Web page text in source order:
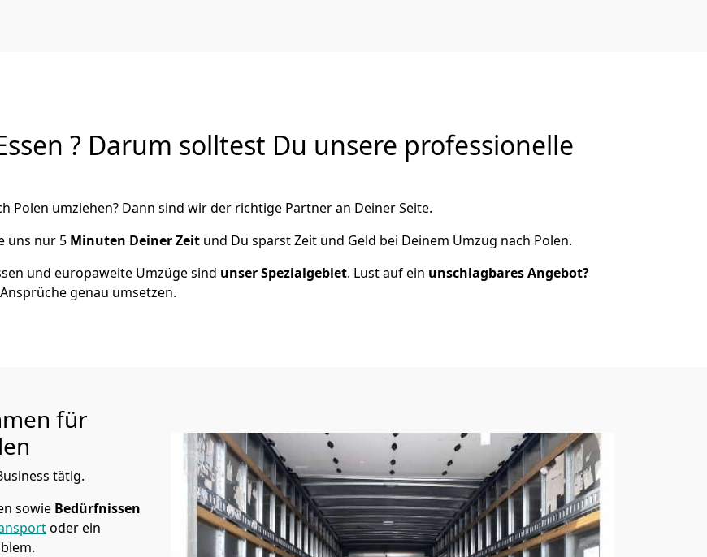
? Darum solltest Du unsere professionelle
Polen umziehen? Dann sind wir der richtige Partner an Deiner Seite.
uns nur 5 Minuten Deiner Zeit und Du sparst Zeit und Geld bei Deinem Umzug nach Polen.
und europaweite Umzüge sind unser Spezialgebiet. Lust auf ein unschlagbares Angebot?
genau umsetzen.
für
tätig.
sowie Bedürfnissen
oder ein